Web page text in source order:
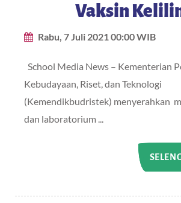
Vaksin
Rabu, 7 Juli 2021 00:00 WIB
School Media News – Kementerian
Kebudayaan, Riset, dan Teknologi
(Kemendikbudristek) menyerahkan
dan laboratorium ...